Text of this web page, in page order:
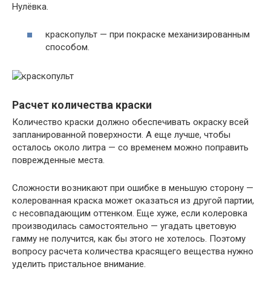
Нулёвка.
краскопульт — при покраске механизированным
способом.
Расчет количества краски
Количество краски должно обеспечивать окраску всей
запланированной поверхности. А еще лучше, чтобы
осталось около литра — со временем можно поправить
поврежденные места.
Сложности возникают при ошибке в меньшую сторону —
колерованная краска может оказаться из другой партии,
с несовпадающим оттенком. Еще хуже, если колеровка
производилась самостоятельно — угадать цветовую
гамму не получится, как бы этого не хотелось. Поэтому
вопросу расчета количества красящего вещества нужно
уделить пристальное внимание.